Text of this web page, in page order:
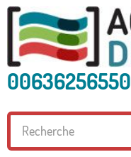
00636256550